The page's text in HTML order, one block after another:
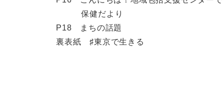
保健だより
P18 まちの話題
裏表紙 ♯東京で生きる